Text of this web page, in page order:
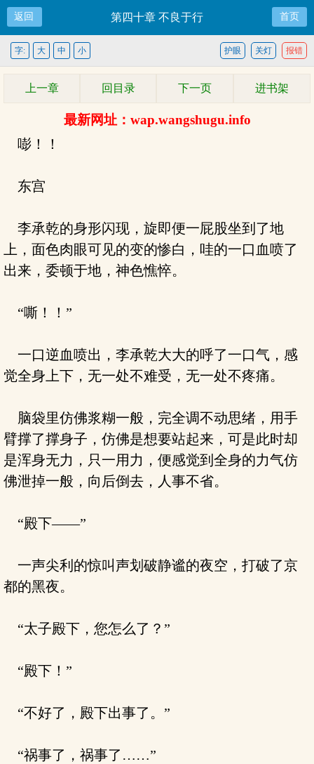
返回 第四十章 不良于行 首页
报错
关灯
护眼
字: 大 中 小
上一章 回目录 下一页 进书架
最新网址：wap.wangshugu.info
嘭！！
东宫
李承乾的身形闪现，旋即便一屁股坐到了地
上，面色肉眼可见的变的惨白，哇的一口血喷了
出来，委顿于地，神色憔悴。
“嘶！！”
一口逆血喷出，李承乾大大的呼了一口气，感
觉全身上下，无一处不难受，无一处不疼痛。
脑袋里仿佛浆糊一般，完全调不动思绪，用手
臂撑了撑身子，仿佛是想要站起来，可是此时却
是浑身无力，只一用力，便感觉到全身的力气仿
佛泄掉一般，向后倒去，人事不省。
“殿下——”
一声尖利的惊叫声划破静谧的夜空，打破了京
都的黑夜。
“太子殿下，您怎么了？”
“殿下！”
“不好了，殿下出事了。”
“祸事了，祸事了……”